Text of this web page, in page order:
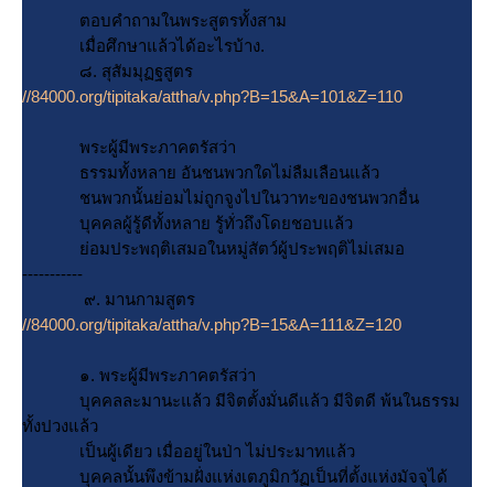
ตอบคำถามในพระสูตรทั้งสาม
เมื่อศึกษาแล้วได้อะไรบ้าง.
๘. สุสัมมุฏฐสูตร
//84000.org/tipitaka/attha/v.php?B=15&A=101&Z=110
พระผู้มีพระภาคตรัสว่า
ธรรมทั้งหลาย อันชนพวกใดไม่ลืมเลือนแล้ว
ชนพวกนั้นย่อมไม่ถูกจูงไปในวาทะของชนพวกอื่น
บุคคลผู้รู้ดีทั้งหลาย รู้ทั่วถึงโดยชอบแล้ว
่อมประพฤติเสมอในหมู่สัตว์ผู้ประพฤติไม่เสมอ
-----------
๙. มานกามสูตร
//84000.org/tipitaka/attha/v.php?B=15&A=111&Z=120
๑. พระผู้มีพระภาคตรัสว่า
บุคคลละมานะแล้ว มีจิตตั้งมั่นดีแล้ว มีจิตดี พ้นในธรรม
ทั้งปวงแล้ว
เป็นผู้เดียว เมื่ออยู่ในป่า ไม่ประมาทแล้ว
บุคคลนั้นพึงข้ามฝั่งแห่งเตภูมิกวัฏเป็นที่ตั้งแห่งมัจจุได้